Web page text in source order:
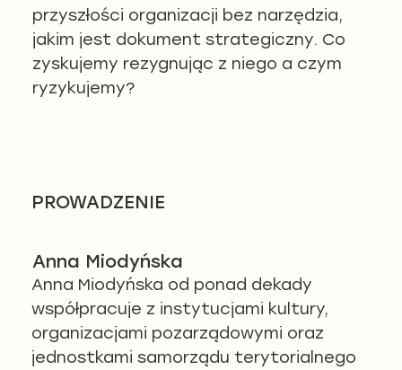
przyszłości organizacji bez narzędzia,
jakim jest dokument strategiczny. Co
zyskujemy rezygnując z niego a czym
ryzykujemy?
PROWADZENIE
Anna Miodyńska
Anna Miodyńska od ponad dekady
współpracuje z instytucjami kultury,
organizacjami pozarządowymi oraz
jednostkami samorządu terytorialnego